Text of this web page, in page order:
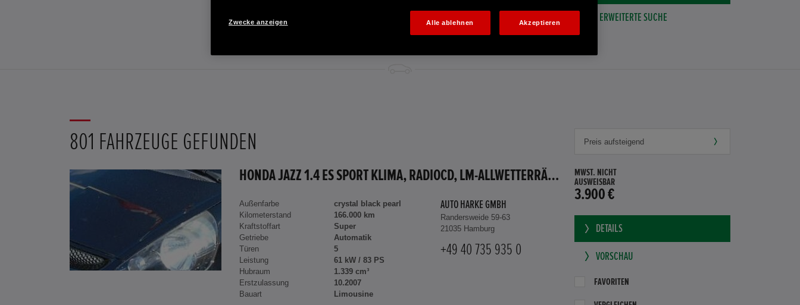
ERWEITERTE SUCHE
801 FAHRZEUGE GEFUNDEN
HONDA JAZZ 1.4 ES SPORT KLIMA, RADIOCD, LM-ALLWETTERRÄDER, PRIVACY
Außenfarbe
crystal black pearl
Kilometerstand
166.000 km
Kraftstoffart
Super
Getriebe
Automatik
Türen
5
Leistung
61 kW / 83 PS
Hubraum
1.339 cm³
Erstzulassung
10.2007
Bauart
Limousine
AUTO HARKE GMBH
Randersweide 59-63
21035 Hamburg
+49 40 735 935 0
MWST. NICHT
AUSWEISBAR
3.900 €
DETAILS
VORSCHAU
FAVORITEN
Zwecke anzeigen Alle ablehnen Akzeptieren